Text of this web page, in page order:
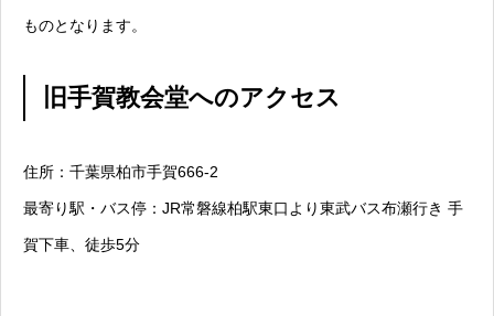
ものとなります。
旧手賀教会堂へのアクセス
住所：千葉県柏市手賀666-2
最寄り駅・バス停：JR常磐線柏駅東口より東武バス布瀬行き 手
賀下車、徒歩5分